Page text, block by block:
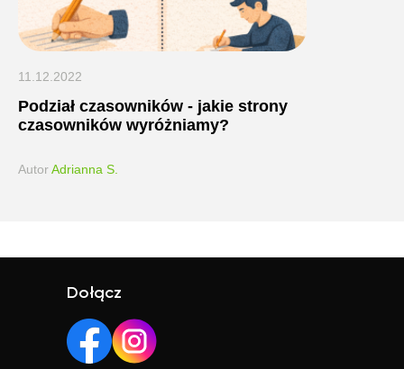
11.12.2022
Podział czasowników - jakie strony
czasowników wyróżniamy?
AutorAdrianna S.
Dołącz